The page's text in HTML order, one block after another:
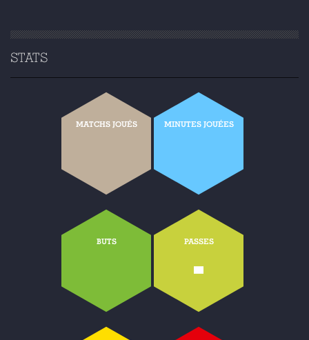
STATS
MATCHS JOUÉS MINUTES JOUÉES
BUTS PASSES
-